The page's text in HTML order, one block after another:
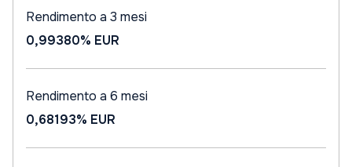
Rendimento a 3 mesi
0,99380% EUR
Rendimento a 6 mesi
0,68193% EUR